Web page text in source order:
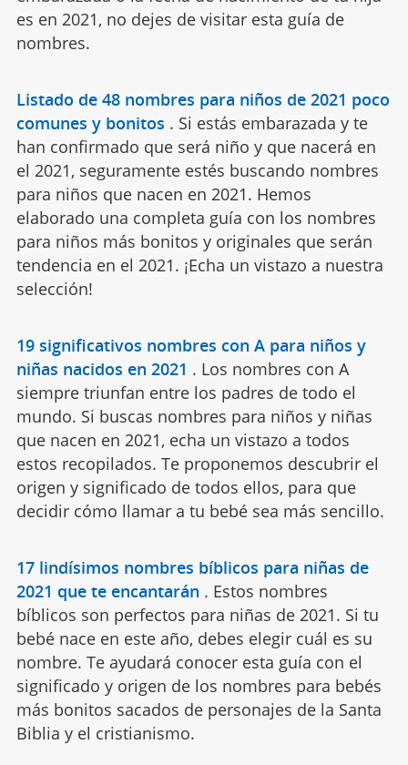
es en 2021, no dejes de visitar esta guía de
nombres.
Listado de 48 nombres para niños de 2021 poco
comunes y bonitos . Si estás embarazada y te
han confirmado que será niño y que nacerá en
el 2021, seguramente estés buscando nombres
para niños que nacen en 2021. Hemos
elaborado una completa guía con los nombres
para niños más bonitos y originales que serán
tendencia en el 2021. ¡Echa un vistazo a nuestra
selección!
19 significativos nombres con A para niños y
niñas nacidos en 2021 . Los nombres con A
siempre triunfan entre los padres de todo el
mundo. Si buscas nombres para niños y niñas
que nacen en 2021, echa un vistazo a todos
estos recopilados. Te proponemos descubrir el
origen y significado de todos ellos, para que
decidir cómo llamar a tu bebé sea más sencillo.
17 lindísimos nombres bíblicos para niñas de
2021 que te encantarán . Estos nombres
bíblicos son perfectos para niñas de 2021. Si tu
bebé nace en este año, debes elegir cuál es su
nombre. Te ayudará conocer esta guía con el
significado y origen de los nombres para bebés
más bonitos sacados de personajes de la Santa
Biblia y el cristianismo.